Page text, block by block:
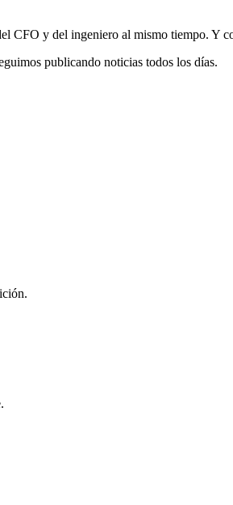
CFO y del ingeniero al mismo tiempo. Y
publicando noticias todos los días.